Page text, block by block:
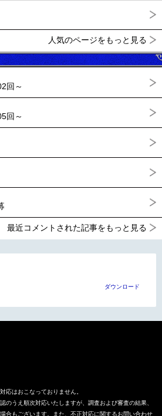
人気のページをもっと見る
回～
回～
最近コメントされた記事をもっと見る
ダウンロード
応はおこなっておりません。
のうえ順次対応いたしますが、調査および審査の結果、
合もございます。また、不正対応に関するお問い合わせ